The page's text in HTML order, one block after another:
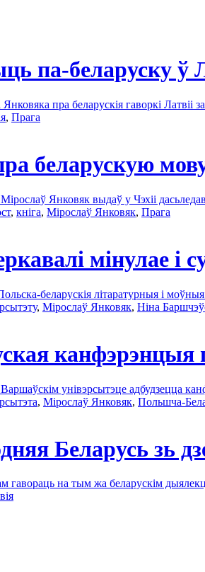
па-беларуску ў
пра беларускія гаворкі Латвіі
, Прага
беларускую
Янковяк выдаў у Чэхіі
, кніга, Мірослаў Янковяк, Прага
мінулае і
беларускія літаратурныя і
, Мірослаў Янковяк, Ніна
канфэрэнцыя
унівэрсытэце адбудзецца
, Мірослаў Янковяк, Польшча-
Беларусь зь
гавораць на тым жа беларускім